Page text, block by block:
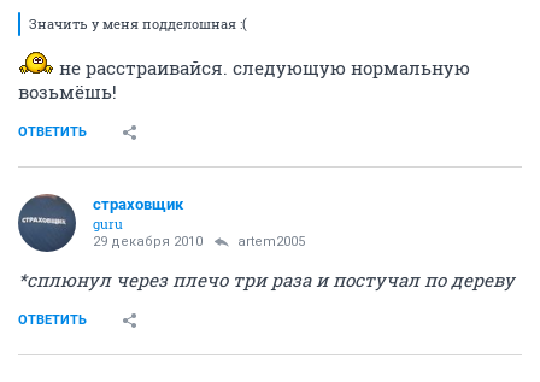
Значить у меня подделошная :(
не расстраивайся. следующую нормальную
возьмёшь!
ОТВЕТИТЬ
страховщик
guru
29 декабря 2010 artem2005
*сплюнул через плечо три раза и постучал по дереву
ОТВЕТИТЬ